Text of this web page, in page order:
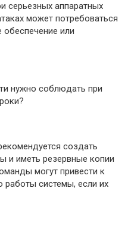
серьезных аппаратных
может потребоваться
или
нужно соблюдать при
создать
и иметь резервные копии
могут привести к
работы системы, если их